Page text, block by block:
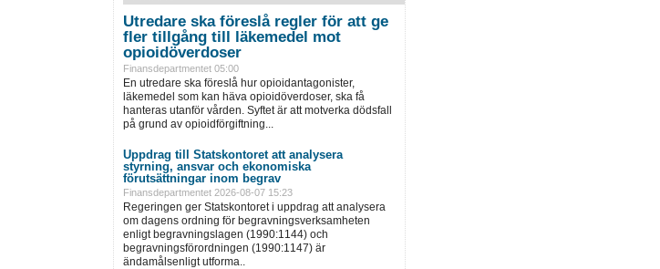
Utredare ska föreslå regler för att ge
fler tillgång till läkemedel mot
opioidöverdoser
Finansdepartmentet 05:00
En utredare ska föreslå hur opioidantagonister,
läkemedel som kan häva opioidöverdoser, ska få
hanteras utanför vården. Syftet är att motverka dödsfall
på grund av opioidförgiftning...
Uppdrag till Statskontoret att analysera
styrning, ansvar och ekonomiska
förutsättningar inom begrav
Finansdepartmentet 2026-08-07 15:23
Regeringen ger Statskontoret i uppdrag att analysera
om dagens ordning för begravningsverksamheten
enligt begravningslagen (1990:1144) och
begravningsförordningen (1990:1147) är
ändamålsenligt utforma..